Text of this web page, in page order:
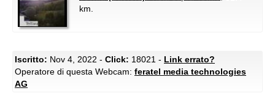
km.
Iscritto: Nov 4, 2022 - Click: 18021 - Link errato?
Operatore di questa Webcam: feratel media technologies
AG